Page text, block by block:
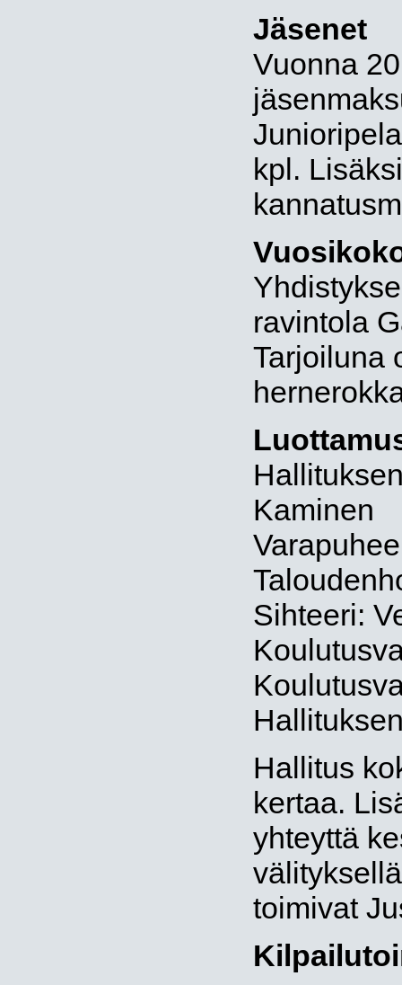
Jäsenet
Vuonna
kpl.
ravintola
Tarjoiluna
Kaminen
Sihteeri:
Hallitus
kertaa.
yhteyttä
toimivat